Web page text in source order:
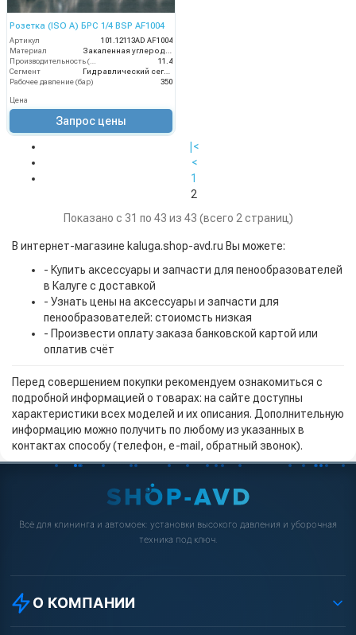
Розетка (ISO A) БРС 1/4 BSP AF1004
Артикул
101.12113AD AF1004
Материал
11.4
Сегмент
Гидравлический сегмент
Рабочее давление (бар)
350
Цена
Запрос цены
|<
<
1
2
Показано с 31 по 43 из 43 (всего 2 страниц)
В интернет-магазине kaluga.shop-avd.ru Вы можете:
- Купить аксессуары и запчасти для пенообразователей
в Калуге с доставкой
- Узнать цены на аксессуары и запчасти для
пенообразователей: стоиомсть низкая
- Произвести оплату заказа банковской картой или
оплатив счёт
Перед совершением покупки рекомендуем ознакомиться с
подробной информацией о товарах: на сайте доступны
характеристики всех моделей и их описания. Дополнительную
информацию можно получить по любому из указанных в
контактах способу (телефон, e-mail, обратный звонок).
Всё для клининга и автомоек: установки высокого давления и уборочная
техника под ключ.
О КОМПАНИИ
О компании